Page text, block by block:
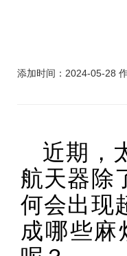
添加时间：2024-05-28
近期，
航天器除
何会出现
成哪些